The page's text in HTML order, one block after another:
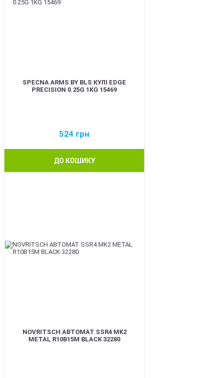
SPECNA ARMS BY BLS КУЛІ EDGE
PRECISION 0.25G 1KG 15469
524 грн
ДО КОШИКУ
NOVRITSCH АВТОМАТ SSR4 MK2
METAL R10B15M BLACK 32280